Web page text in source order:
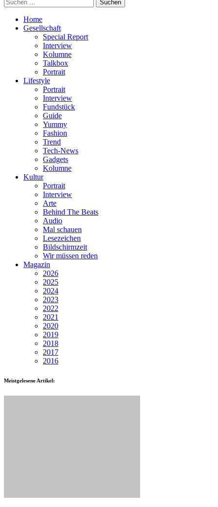
nach:
Home
Gesellschaft
Special Report
Interview
Kolumne
Talkbox
Portrait
Lifestyle
Portrait
Interview
Fundstück
Guide
Yummy
Fashion
Trend
Tech-News
Gadgets
Kolumne
Kultur
Portrait
Interview
Arte
Behind The Beats
Audio
Mal schauen
Lesezeichen
Bildschirmzeit
Wir müssen reden
Magazin
2026
2025
2024
2023
2022
2021
2020
2019
2018
2017
2016
Meistgelesene Artikel: